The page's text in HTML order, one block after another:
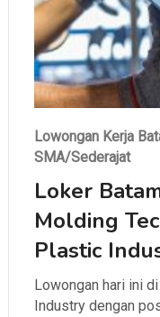
Lowongan Kerja
SMA/Sederajat
Loker
Molding
Plastic
Lowongan hari ini
Industry dengan